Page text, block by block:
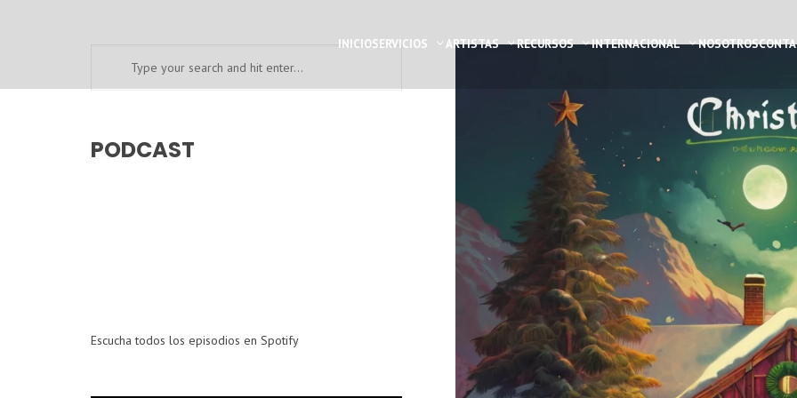
INICIOSERVICIOS ARTISTAS RECURSOS INTERNACIONAL NOSOTROS
PODCAST
Escucha todos los episodios en Spotify